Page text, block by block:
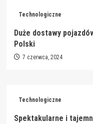
Technologiczne
Duże dostawy
Polski
7 czerwca, 2024
Technologiczne
Spektakularne i